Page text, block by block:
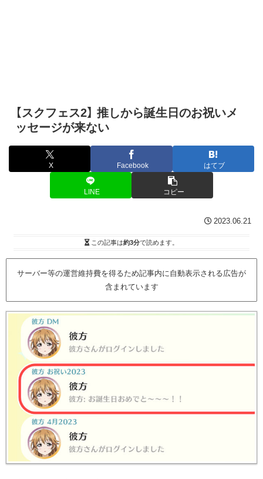
【スクフェス2】 推しから誕生日のお祝いメ
ッセージが来ない
X Facebook はてブ
LINE コピー
2023.06.21
この記事は約3分で読めます。
サーバー等の運営維持費を得るため記事内に自動表示される広告が
含まれています